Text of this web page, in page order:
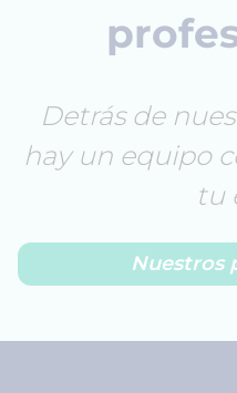
Detrás de
hay un equipo
tu
Nuestros